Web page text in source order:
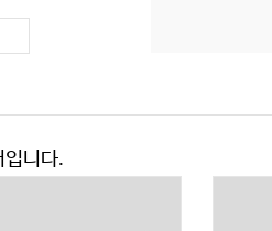
입니다.